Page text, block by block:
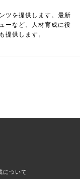
ツを提供します。最新
ーなど、人材育成に役
提供します。
について